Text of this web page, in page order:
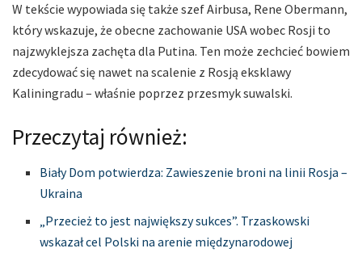
W tekście wypowiada się także szef Airbusa, Rene Obermann,
który wskazuje, że obecne zachowanie USA wobec Rosji to
najzwyklejsza zachęta dla Putina. Ten może zechcieć bowiem
zdecydować się nawet na scalenie z Rosją eksklawy
Kaliningradu – właśnie poprzez przesmyk suwalski.
Przeczytaj również:
Biały Dom potwierdza: Zawieszenie broni na linii Rosja –
Ukraina
„Przecież to jest największy sukces”. Trzaskowski
wskazał cel Polski na arenie międzynarodowej